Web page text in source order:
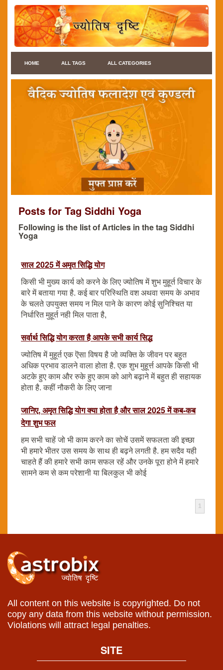
HOME ALL TAGS ALL CATEGORIES
Posts for Tag Siddhi Yoga
Following is the list of Articles in the tag Siddhi
Yoga
साल 2025 में अमृत सिद्धि योग
किसी भी मुख्य कार्य को करने के लिए ज्योतिष में शुभ मुहूर्त विचार के
बारे में बताया गया है. कई बार परिस्थिति वश अथवा समय के अभाव
के चलते उपयुक्त समय न मिल पाने के कारण कोई सुनिश्चित या
निर्धारित मुहूर्त नही मिल पाता है,
सर्वार्थ सिद्धि योग करता है आपके सभी कार्य सिद्ध
ज्योतिष में मुहूर्त एक ऎसा विषय है जो व्यक्ति के जीवन पर बहुत
अधिक प्रभाव डालने वाला होता है. एक शुभ मुहूर्त्त आपके किसी भी
अटके हुए काम और रुके हुए काम को आगे बढ़ाने में बहुत ही सहायक
होता है. कहीं नौकरी के लिए जाना
जानिए, अमृत सिद्धि योग क्या होता है और साल 2025 में कब-कब
देगा शुभ फल
हम सभी चाहें जो भी काम करने का सोचें उसमें सफलता की इच्छा
भी हमारे भीतर उस समय के साथ ही बढ़ने लगती है. हम सदैव यही
चाहते हैं की हमारे सभी काम सफल रहें और उनके पूरा होने में हमारे
सामने कम से कम परेशानी या बिलकुल भी कोई
1
All content on this website is copyrighted. Do not
copy any data from this website without permission.
Violations will attract legal penalties.
SITE